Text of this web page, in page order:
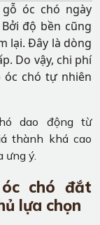
óc chó ngày
độ bền cũng
lại. Đây là dòng
Do vậy, chi phí
chó tự nhiên
dao động từ
thành khá cao
ưng ý.
chó đắt
lựa chọn